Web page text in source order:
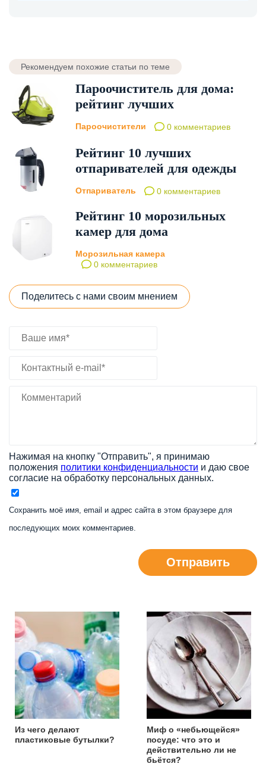
Рекомендуем похожие статьи по теме
Пароочиститель для дома:
рейтинг лучших
Пароочистители 0 комментариев
Рейтинг 10 лучших
отпаривателей для одежды
Отпариватель 0 комментариев
Рейтинг 10 морозильных
камер для дома
Морозильная камера
0 комментариев
Поделитесь с нами своим мнением
Нажимая на кнопку "Отправить", я принимаю
положения политики конфиденциальности и даю свое
согласие на обработку персональных данных.
Сохранить моё имя, email и адрес сайта в этом браузере для
последующих моих комментариев.
Отправить
Из чего делают
пластиковые бутылки?
Миф о «небьющейся»
посуде: что это и
действительно ли не
бьётся?